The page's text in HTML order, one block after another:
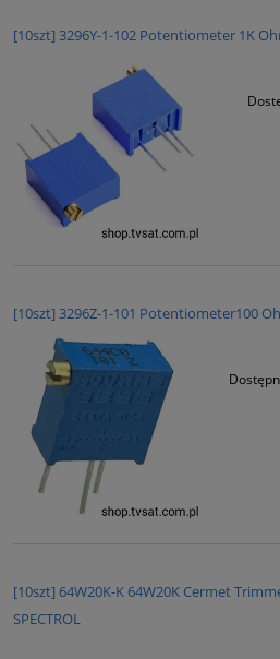
[10szt] 3296Y-1-102 Potentiometer 1K
[10szt] 3296Z-1-101 Potentiometer100
[10szt] 64W20K-K 64W20K Cermet
SPECTROL